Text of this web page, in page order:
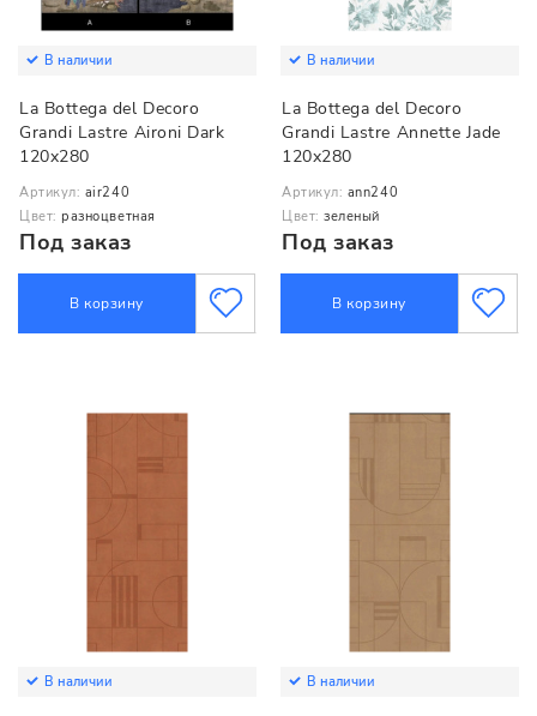
В наличии
La Bottega del Decoro
Grandi Lastre Aironi Dark
120x280
Артикул: air240
Цвет: разноцветная
Под заказ
В корзину
В наличии
La Bottega del Decoro
Grandi Lastre Annette Jade
120x280
Артикул: ann240
Цвет: зеленый
Под заказ
В корзину
В наличии В наличии